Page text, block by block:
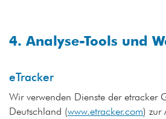
4. Analyse-Tools und
eTracker
Wir verwenden Dienste der etracker
Deutschland (www.etracker.com) zur